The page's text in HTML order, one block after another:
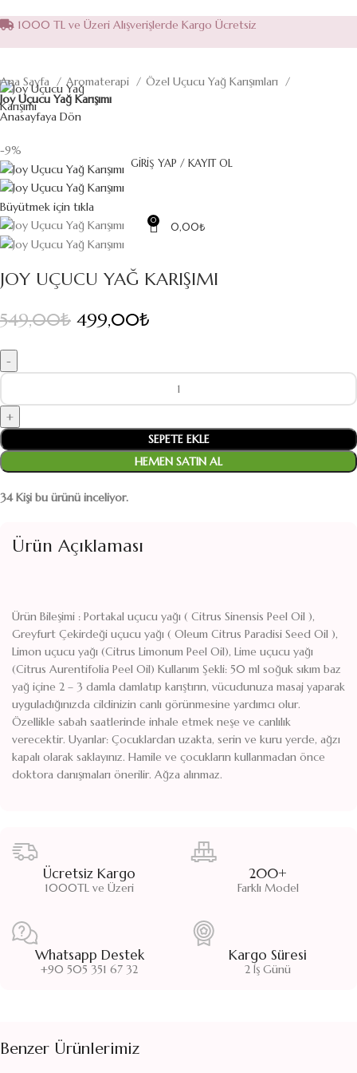
1000 TL ve Üzeri Alışverişlerde Kargo Ücretsiz
GIRIŞ YAP / KAYIT OL
0 0,00₺
Ana Sayfa Aromaterapi
Özel Uçucu Yağ Karışımları
Joy Uçucu Yağ Karışımı
Anasayfaya Dön
-9%
Büyütmek için tıkla
JOY UÇUCU YAĞ KARIŞIMI
549,00₺ Orijinal fiyat: 549,00₺.
499,00₺
Joy Uçucu Yağ Karışımı adet
SEPETE EKLE
HEMEN SATIN AL
34 Kişi bu ürünü inceliyor.
Ürün Açıklaması
Ürün Bileşimi : Portakal uçucu yağı ( Citrus Sinensis Peel Oil ),
Greyfurt Çekirdeği uçucu yağı ( Oleum Citrus Paradisi Seed Oil ),
Limon uçucu yağı (Citrus Limonum Peel Oil), Lime uçucu yağı
(Citrus Aurentifolia Peel Oil) Kullanım Şekli: 50 ml soğuk sıkım baz
yağ içine 2 – 3 damla damlatıp karıştırın, vücudunuza masaj yaparak
uyguladığınızda cildinizin canlı görünmesine yardımcı olur.
Özellikle sabah saatlerinde inhale etmek neşe ve canlılık
verecektir. Uyarılar: Çocuklardan uzakta, serin ve kuru yerde, ağzı
kapalı olarak saklayınız. Hamile ve çocukların kullanmadan önce
doktora danışmaları önerilir. Ağza alınmaz.
Ücretsiz Kargo
1000TL ve Üzeri
200+
Farklı Model
Whatsapp Destek
+90 505 351 67 32
Kargo Süresi
2 İş Günü
Benzer Ürünlerimiz